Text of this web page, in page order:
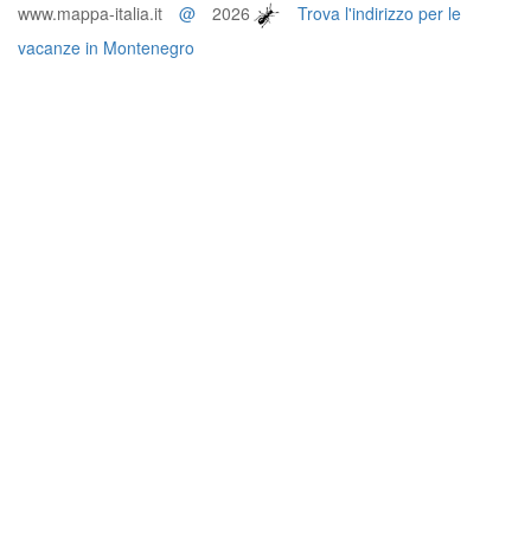
www.mappa-italia.it @ 2026
Trova l'indirizzo per le
vacanze in Montenegro